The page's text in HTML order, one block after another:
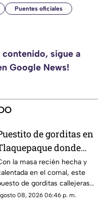
Puentes oficiales
contenido, sigue a
Google News!
de gorditas en
donde
nunca es suficiente
la masa recién hecha y
en el comal, este
de gorditas callejeras
Tlaquepaque promete
08, 2026 06:46 p. m.